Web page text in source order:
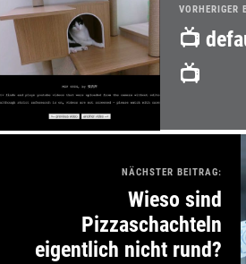
VORHERIGER
📺
📺
NÄCHSTER BEITRAG:
Wieso sind
Pizzaschachteln
eigentlich nicht rund?